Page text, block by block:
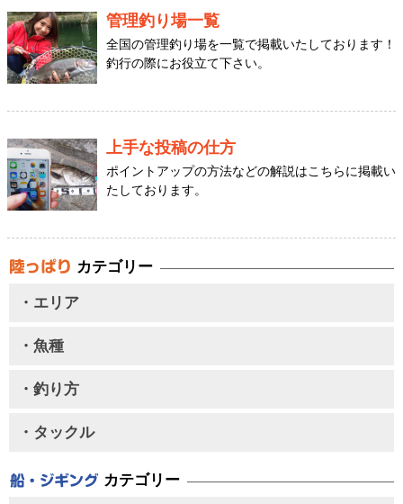
管理釣り場一覧
全国の管理釣り場を一覧で掲載いたしております！
釣行の際にお役立て下さい。
上手な投稿の仕方
ポイントアップの方法などの解説はこちらに掲載い
たしております。
カテゴリー
・エリア
・魚種
・釣り方
・タックル
カテゴリー